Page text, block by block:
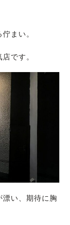
まい。
です。
漂い、期待に胸